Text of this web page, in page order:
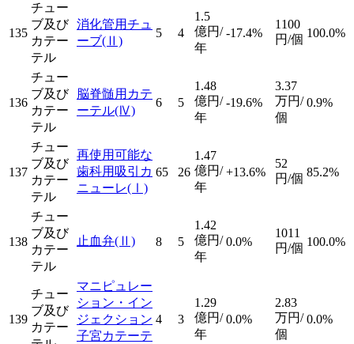
135
チュー
ブ及び
カテー
テル
消化管用チュ
ーブ(Ⅱ)
5 4
1.5
億円/
年
-17.4%
1100
円/個 100.0%
136
チュー
ブ及び
カテー
テル
脳脊髄用カテ
ーテル(Ⅳ)
6 5
1.48
億円/
年
-19.6%
3.37
万円/
個
0.9%
137
チュー
ブ及び
カテー
テル
再使用可能な
歯科用吸引カ
ニューレ(Ⅰ)
65 26
1.47
億円/
年
+13.6%
52
円/個 85.2%
138
チュー
ブ及び
カテー
テル
止血弁(Ⅱ) 8 5
1.42
億円/
年
0.0%
1011
円/個 100.0%
139
チュー
ブ及び
カテー
マニピュレー
ション・イン
ジェクション
子宮カテーテ
4 3
1.29
億円/
年
0.0%
2.83
万円/
個
0.0%